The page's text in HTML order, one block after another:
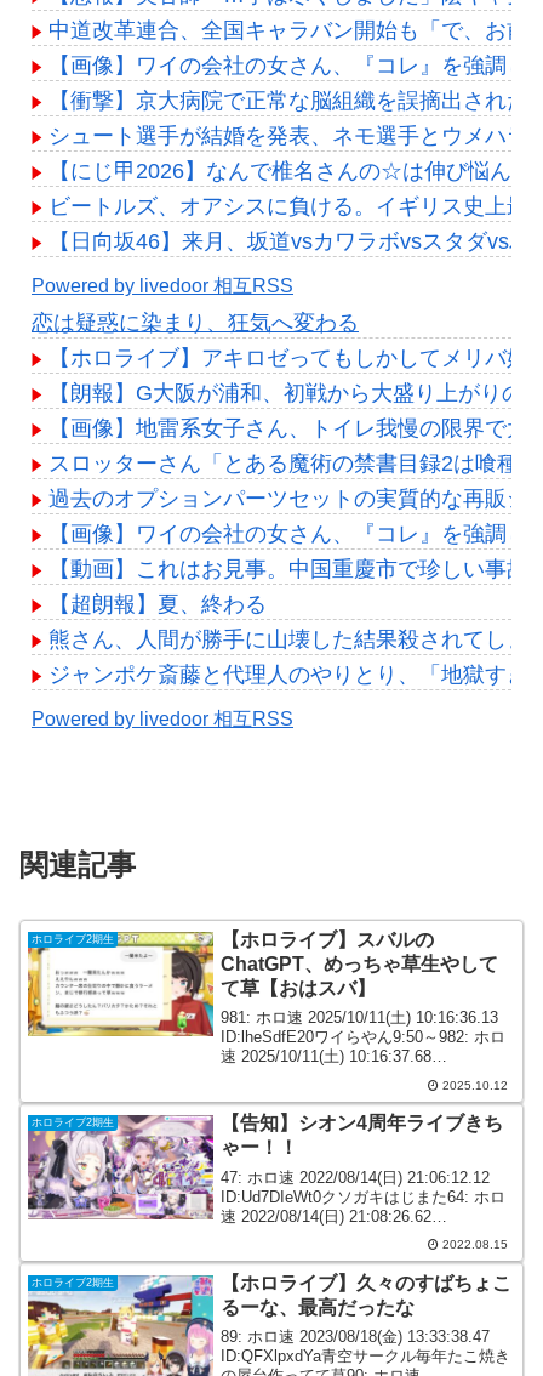
中道改革連合、全国キャラバン開始も「で、お前
【画像】ワイの会社の女さん、『コレ』を強調
【衝撃】京大病院で正常な脳組織を誤摘出され
シュート選手が結婚を発表、ネモ選手とウメハラ
【にじ甲2026】なんで椎名さんの☆は伸び悩んだ
ビートルズ、オアシスに負ける。イギリス史上
【日向坂46】来月、坂道vsカワラボvsスタダvsハ
Powered by livedoor 相互RSS
恋は疑惑に染まり、狂気へ変わる
【ホロライブ】アキロゼってもしかしてメリバ好
【朗報】G大阪が浦和、初戦から大盛り上がりの
【画像】地雷系女子さん、トイレ我慢の限界で大
スロッターさん「とある魔術の禁書目録2は喰種
過去のオプションパーツセットの実質的な再販シ
【画像】ワイの会社の女さん、『コレ』を強調
【動画】これはお見事。中国重慶市で珍しい事故
【超朗報】夏、終わる
熊さん、人間が勝手に山壊した結果殺されてし
ジャンポケ斎藤と代理人のやりとり、「地獄す
Powered by livedoor 相互RSS
関連記事
ホロライブ2期生
【ホロライブ】スバルの
ChatGPT、めっちゃ草生やして
て草【おはスバ】
981: ホロ速 2025/10/11(土) 10:16:36.13
ID:lheSdfE20ワイらやん9:50～982: ホロ
速 2025/10/11(土) 10:16:37.68
ID:UVXqD2PN0めっちゃ草生やしてて草
2025.10.12
ホロライブ2期生
【告知】シオン4周年ライブきち
ゃー！！
47: ホロ速 2022/08/14(日) 21:06:12.12
ID:Ud7DIeWt0クソガキはじまた64: ホロ
速 2022/08/14(日) 21:08:26.62
ID:CJWLYlVZ0クソガキ配信してくれる
2022.08.15
ホロライブ2期生
【ホロライブ】久々のすばちょこ
るーな、最高だったな
89: ホロ速 2023/08/18(金) 13:33:38.47
ID:QFXlpxdYa青空サークル毎年たこ焼き